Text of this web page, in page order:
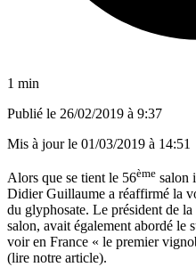
1 min
Publié le 26/02/2019 à 9:37
Mis à jour le 01/03/2019 à 14:51
Alors que se tient le 56ème salon
Didier Guillaume a réaffirmé la
du glyphosate. Le président de
salon, avait également abordé le
voir en France « le premier
(lire notre article).